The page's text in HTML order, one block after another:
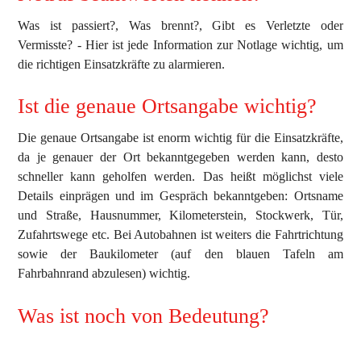
Was ist passiert?, Was brennt?, Gibt es Verletzte oder
Vermisste? - Hier ist jede Information zur Notlage wichtig, um
die richtigen Einsatzkräfte zu alarmieren.
Ist die genaue Ortsangabe wichtig?
Die genaue Ortsangabe ist enorm wichtig für die Einsatzkräfte,
da je genauer der Ort bekanntgegeben werden kann, desto
schneller kann geholfen werden. Das heißt möglichst viele
Details einprägen und im Gespräch bekanntgeben: Ortsname
und Straße, Hausnummer, Kilometerstein, Stockwerk, Tür,
Zufahrtswege etc. Bei Autobahnen ist weiters die Fahrtrichtung
sowie der Baukilometer (auf den blauen Tafeln am
Fahrbahnrand abzulesen) wichtig.
Was ist noch von Bedeutung?